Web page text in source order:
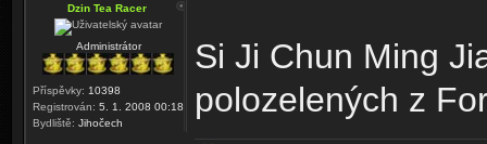
Dzin Tea Racer
Administrátor
Příspěvky: 10398
Registrován: 5. 1. 2008 00:18
Bydliště: Jihočech
Si Ji Chun Ming
polozelených z